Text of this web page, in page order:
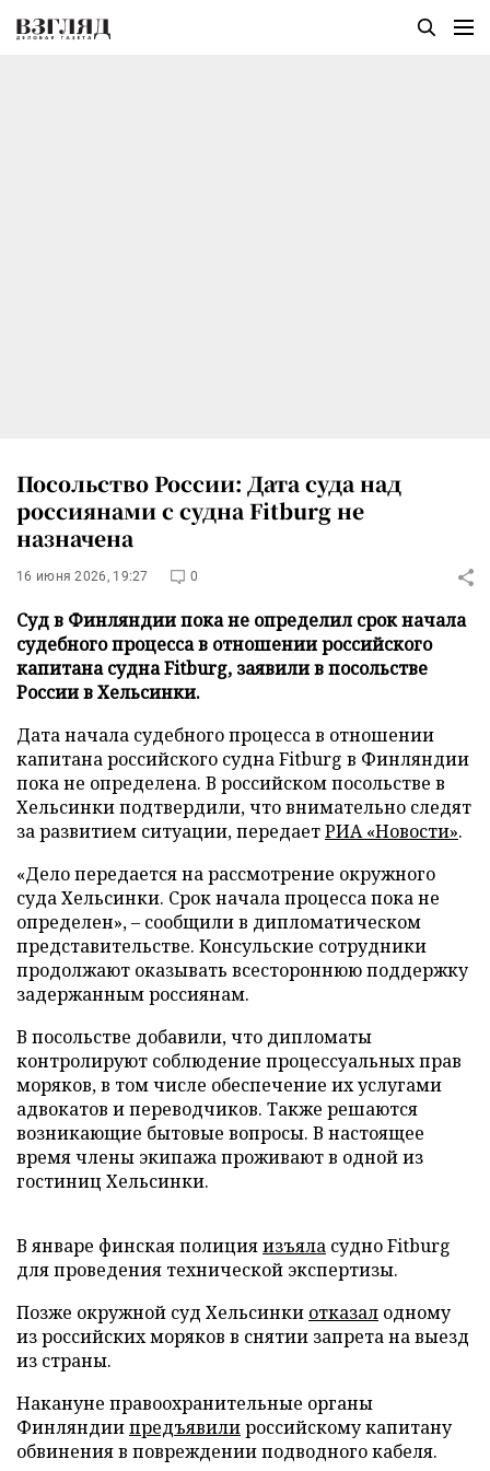
Посольство России: Дата суда над
россиянами с судна Fitburg не
назначена
16 июня 2026, 19:27 0
Суд в Финляндии пока не определил срок начала
судебного процесса в отношении российского
капитана судна Fitburg, заявили в посольстве
России в Хельсинки.
Дата начала судебного процесса в отношении
капитана российского судна Fitburg в Финляндии
пока не определена. В российском посольстве в
Хельсинки подтвердили, что внимательно следят
за развитием ситуации, передаетРИА «Новости».
«Дело передается на рассмотрение окружного
суда Хельсинки. Срок начала процесса пока не
определен», – сообщили в дипломатическом
представительстве. Консульские сотрудники
продолжают оказывать всестороннюю поддержку
задержанным россиянам.
В посольстве добавили, что дипломаты
контролируют соблюдение процессуальных прав
моряков, в том числе обеспечение их услугами
адвокатов и переводчиков. Также решаются
возникающие бытовые вопросы. В настоящее
время члены экипажа проживают в одной из
гостиниц Хельсинки.
В январе финская полицияизъяла судно Fitburg
для проведения технической экспертизы.
Позже окружной суд Хельсинки отказал одному
из российских моряков в снятии запрета на выезд
из страны.
Накануне правоохранительные органы
Финляндиипредъявилироссийскому капитану
обвинения в повреждении подводного кабеля.